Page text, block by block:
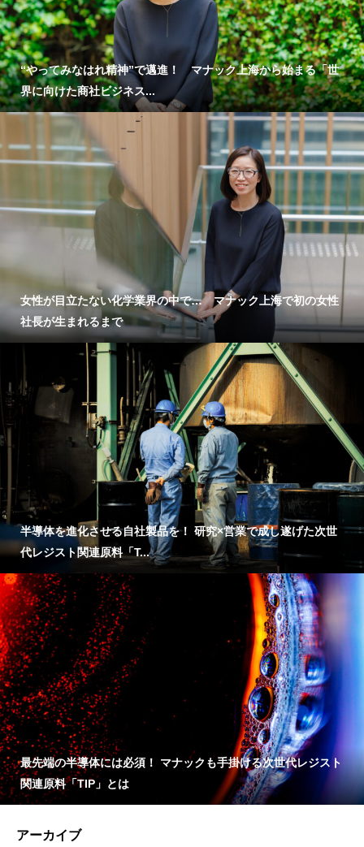
“やってみなはれ精神”で邁進！ マナック上海から始まる「世
界に向けた商社ビジネス...
女性が目立たない化学業界の中で… マナック上海で初の女性
社長が生まれるまで
半導体を進化させる自社製品を！ 研究×営業で成し遂げた次世
代レジスト関連原料「T...
最先端の半導体には必須！ マナックも手掛ける次世代レジスト
関連原料「TIP」とは
アーカイブ